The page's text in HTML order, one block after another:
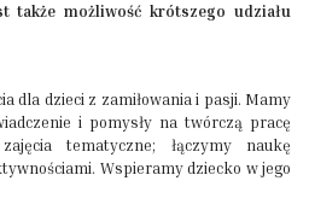
także możliwość krótszego udziału
dla dzieci z zamiłowania i pasji. Mamy
i pomysły na twórczą pracę
tematyczne; łączymy naukę
Wspieramy dziecko w jego